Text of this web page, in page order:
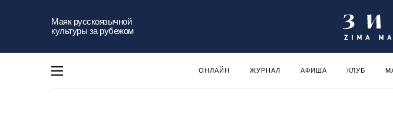
Маяк русскоязычной
культуры за рубежом
ОНЛАЙН ЖУРНАЛ АФИША КЛУБ